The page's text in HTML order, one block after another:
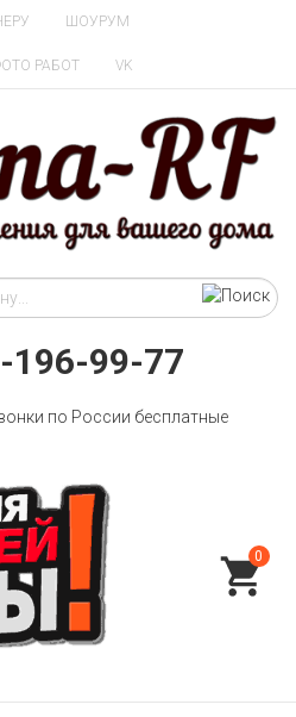
ШОУРУМ
РАБОТ VK
196-99-77
по России бесплатные
0